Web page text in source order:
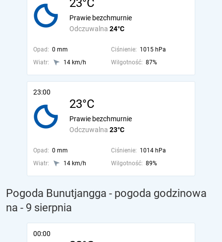
23°C
Odczuwalna 24°C
Prawie bezchmurnie
Opad: 0 mm Ciśnienie: 1015 hPa
Wiatr:
14 km/h Wilgotność: 87%
23:00
23°C
Odczuwalna 23°C
Prawie bezchmurnie
Opad: 0 mm Ciśnienie: 1014 hPa
Wiatr:
14 km/h Wilgotność: 89%
Pogoda Bunutjangga - pogoda godzinowa
na - 9 sierpnia
00:00